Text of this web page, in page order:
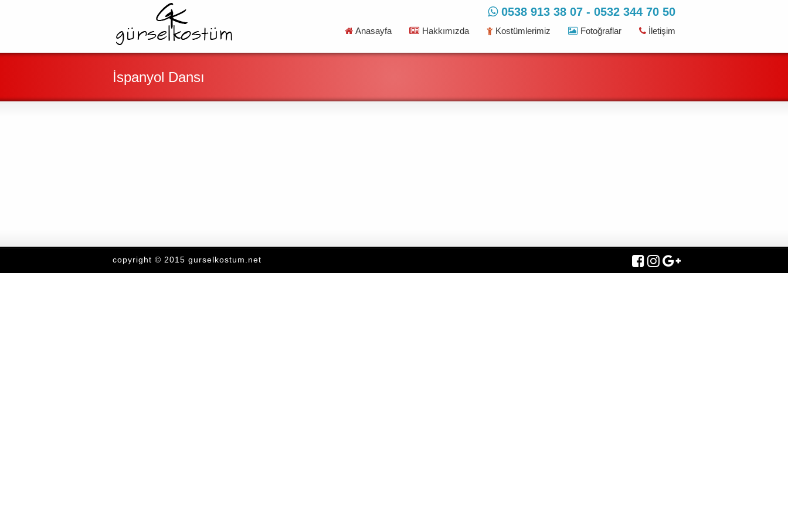
0538 913 38 07 - 0532 344 70 50
Anasayfa Hakkımızda Kostümlerimiz Fotoğraflar İletişim
İspanyol Dansı
copyright © 2015 gurselkostum.net